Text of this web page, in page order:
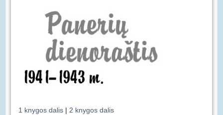
1 knygos dalis | 2 knygos dalis